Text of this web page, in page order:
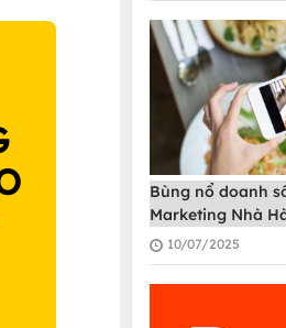
Bùng nổ doanh
Marketing Nhà
PasGo
10/07/2025